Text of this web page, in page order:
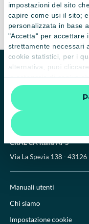
impostazioni del sito
capire come usi il sito;
personalizzata in base
"Accetta" per accettare
strettamente necessari
cookie statistici, per i
alternativa, puoi
le categorie di cookie
“X” le impostazioni
quindi la navigazione
strumenti di
ulteriori informazioni:
2023
CRAL CA Italia APS
Via La Spezia 138 -
Manuali utenti
Chi siamo
Impostazione cookie